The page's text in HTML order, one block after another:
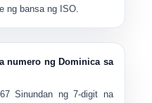
ng bansa ng ISO.
numero ng Dominica sa
Sinundan ng 7-digit na